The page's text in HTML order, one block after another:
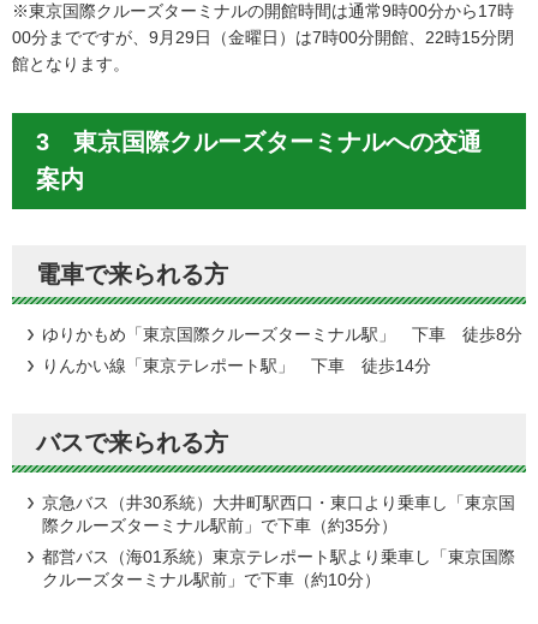
※東京国際クルーズターミナルの開館時間は通常9時00分から17時
00分までですが、9月29日（金曜日）は7時00分開館、22時15分閉
館となります。
3 東京国際クルーズターミナルへの交通
案内
電車で来られる方
ゆりかもめ「東京国際クルーズターミナル駅」 下車 徒歩8分
りんかい線「東京テレポート駅」 下車 徒歩14分
バスで来られる方
京急バス（井30系統）大井町駅西口・東口より乗車し「東京国
際クルーズターミナル駅前」で下車（約35分）
都営バス（海01系統）東京テレポート駅より乗車し「東京国際
クルーズターミナル駅前」で下車（約10分）